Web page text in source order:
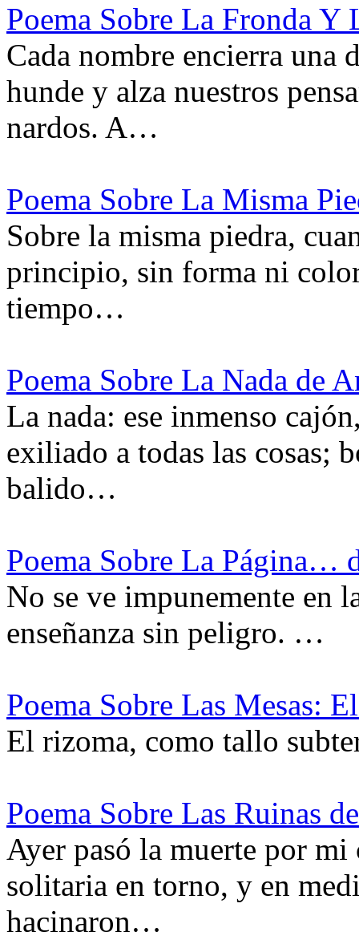
Poema Sobre La Fronda Y
Cada nombre encierra una
hunde y alza nuestros
nardos. A…
Poema Sobre La Misma
Sobre la misma piedra,
principio, sin forma ni
tiempo…
Poema Sobre La Nada de
La nada: ese inmenso
exiliado a todas las cosas;
balido…
Poema Sobre La Página…
No se ve impunemente en
enseñanza sin peligro. …
Poema Sobre Las Mesas:
El rizoma, como tallo
Poema Sobre Las Ruinas
Ayer pasó la muerte por
solitaria en torno, y en
hacinaron…